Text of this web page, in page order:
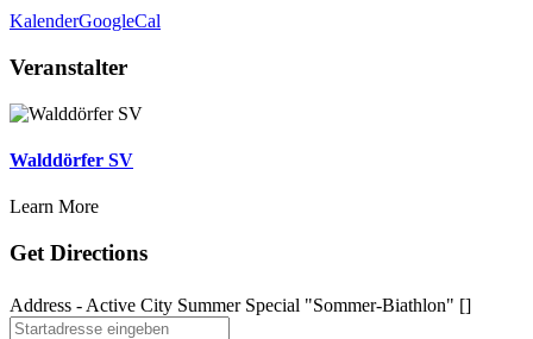
KalenderGoogleCal
Veranstalter
Walddörfer SV
Learn More
Get Directions
Address - Active City Summer Special "Sommer-Biathlon" []